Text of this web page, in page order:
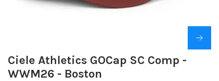
Ciele Athletics GOCap SC Comp -
WWM26 - Boston